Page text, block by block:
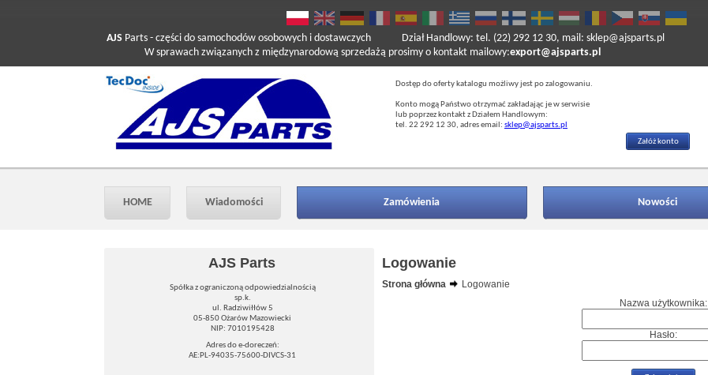
AJS Parts - części do samochodów osobowych i dostawczych
W sprawach związanych z międzynarodową sprzedażą prosimy o kontakt mailowy:export@ajsparts.pl
Dział Handlowy: tel. (22) 292 12 30, mail: sklep@ajsparts.pl
Dostęp do oferty katalogu możliwy jest po zalogowaniu.
Konto mogą Państwo otrzymać zakładając je w serwisie
lub poprzez kontakt z Działem Handlowym:
tel. 22 292 12 30, adres email: sklep@ajsparts.pl
Załóż konto
HOME Wiadomości Zamówienia Nowości
AJS Parts
Spółka z ograniczoną odpowiedzialnością
sp.k.
ul. Radziwiłłów 5
05-850 Ożarów Mazowiecki
NIP: 7010195428
Adres do e-doreczeń:
AE:PL-94035-75600-DIVCS-31
Logowanie
Strona główna
Logowanie
Nazwa użytkownika:
Hasło: